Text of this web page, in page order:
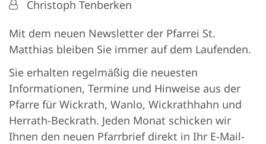
Von:Christoph Tenberken
Mit dem neuen Newsletter der Pfarrei St.
Matthias bleiben Sie immer auf dem Laufenden.
Sie erhalten regelmäßig die neuesten
Informationen, Termine und Hinweise aus der
Pfarre für Wickrath, Wanlo, Wickrathhahn und
Herrath-Beckrath. Jeden Monat schicken wir
Ihnen den neuen Pfarrbrief direkt in Ihr E-Mail-